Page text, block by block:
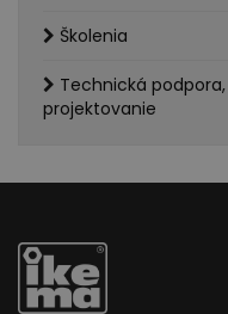
Školenia
Technická
projektovanie